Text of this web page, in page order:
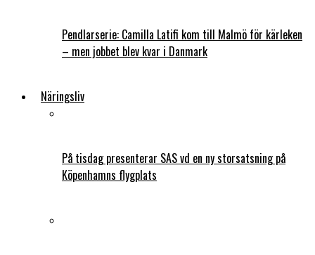
Pendlarserie: Camilla Latifi kom till Malmö för kärleken
– men jobbet blev kvar i Danmark
Näringsliv
På tisdag presenterar SAS vd en ny storsatsning på
Köpenhamns flygplats